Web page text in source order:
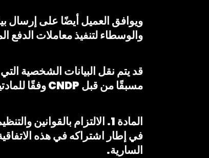
والوسطاء لتنفيذ معاملات الدفع
قد يتم نقل البيانات الشخصية
مسبقًا من قبل CNDP وفقًا للمادتين 43 و44 من القانون 09-08.
المادة 1. الالتزام بالقوانين والتنظيم المعمول به
في إطار اشتراكه في هذه
السارية.